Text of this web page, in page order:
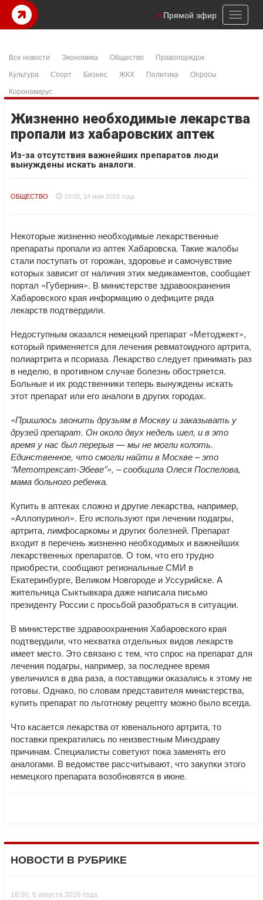
Toggle
Прямой эфир
Все новости Экономика Общество
Правопорядок
Культура
Спорт Бизнес ЖКХ Политика
Опросы
Коронавирус
Жизненно необходимые лекарства
пропали из хабаровских аптек
Из-за отсутствия важнейших препаратов люди
вынуждены искать аналоги.
ОБЩЕСТВО 19:05, 14 мая 2015 года
Некоторые жизненно необходимые лекарственные
препараты пропали из аптек Хабаровска. Такие жалобы
стали поступать от горожан, здоровье и самочувствие
которых зависит от наличия этих медикаментов, сообщает
портал «Губерния». В министерстве здравоохранения
Хабаровского края информацию о дефиците ряда
лекарств подтвердили.
Недоступным оказался немецкий препарат «Методжект»,
который применяется для лечения ревматоидного артрита,
полиартрита и псориаза. Лекарство следует принимать раз
в неделю, в противном случае болезнь обостряется.
Больные и их родственники теперь вынуждены искать
этот препарат или его аналоги в других городах.
«Пришлось звонить друзьям в Москву и заказывать у
друзей препарат. Он около двух недель шел, и в это
время у нас был перерыв — мы не могли колоть.
Единственное, что смогли найти в Москве – это
“Метотрексат-Эбеве”», – сообщила Олеся Поспелова,
мама больного ребенка.
Купить в аптеках сложно и другие лекарства, например,
«Аллопуринол». Его используют при лечении подагры,
артрита, лимфосаркомы и других болезней. Препарат
входит в перечень жизненно необходимых и важнейших
лекарственных препаратов. О том, что его трудно
приобрести, сообщают региональные СМИ в
Екатеринбурге, Великом Новгороде и Уссурийске. А
жительница Сыктывкара даже написала письмо
президенту России с просьбой разобраться в ситуации.
В министерстве здравоохранения Хабаровского края
подтвердили, что нехватка отдельных видов лекарств
имеет место. Это связано с тем, что спрос на препарат для
лечения подагры, например, за последнее время
увеличился в два раза, а поставщики оказались к этому не
готовы. Однако, по словам представителя министерства,
купить препарат по льготному рецепту можно было всегда.
Что касается лекарства от ювенального артрита, то
поставки прекратились по неизвестным Минздраву
причинам. Специалисты советуют пока заменять его
аналогами. В ведомстве рассчитывают, что закупки этого
немецкого препарата возобновятся в июне.
НОВОСТИ В РУБРИКЕ
18:00, 6 августа 2026 года